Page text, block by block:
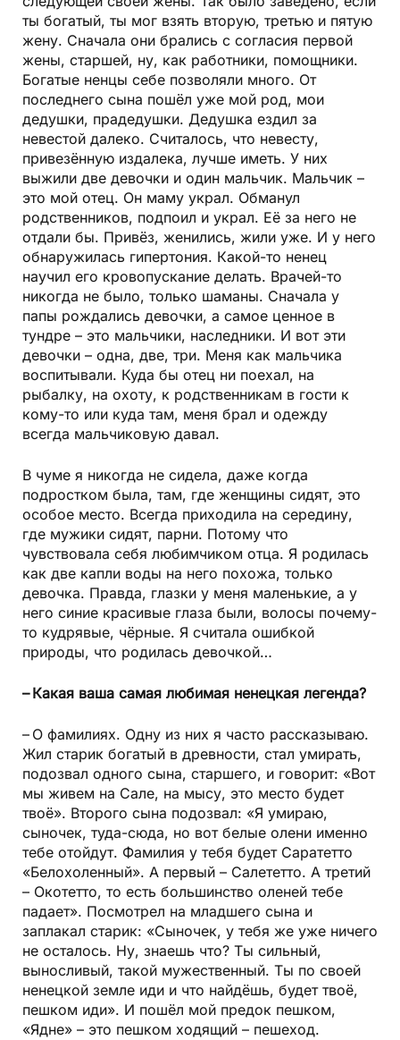
ты богатый, ты мог взять вторую, третью и пятую
жену. Сначала они брались с согласия первой
жены, старшей, ну, как работники, помощники.
Богатые ненцы себе позволяли много. От
последнего сына пошёл уже мой род, мои
дедушки, прадедушки. Дедушка ездил за
невестой далеко. Считалось, что невесту,
привезённую издалека, лучше иметь. У них
выжили две девочки и один мальчик. Мальчик –
это мой отец. Он маму украл. Обманул
родственников, подпоил и украл. Её за него не
отдали бы. Привёз, женились, жили уже. И у него
обнаружилась гипертония. Какой-то ненец
научил его кровопускание делать. Врачей-то
никогда не было, только шаманы. Сначала у
папы рождались девочки, а самое ценное в
тундре – это мальчики, наследники. И вот эти
девочки – одна, две, три. Меня как мальчика
воспитывали. Куда бы отец ни поехал, на
рыбалку, на охоту, к родственникам в гости к
кому-то или куда там, меня брал и одежду
всегда мальчиковую давал.
В чуме я никогда не сидела, даже когда
подростком была, там, где женщины сидят, это
особое место. Всегда приходила на середину,
где мужики сидят, парни. Потому что
чувствовала себя любимчиком отца. Я родилась
как две капли воды на него похожа, только
девочка. Правда, глазки у меня маленькие, а у
него синие красивые глаза были, волосы почему-
то кудрявые, чёрные. Я считала ошибкой
природы, что родилась девочкой…
– Какая ваша самая любимая ненецкая легенда?
– О фамилиях. Одну из них я часто рассказываю.
Жил старик богатый в древности, стал умирать,
подозвал одного сына, старшего, и говорит: «Вот
мы живем на Сале, на мысу, это место будет
твоё». Второго сына подозвал: «Я умираю,
сыночек, туда-сюда, но вот белые олени именно
тебе отойдут. Фамилия у тебя будет Саратетто
«Белохоленный». А первый – Салететто. А третий
– Окотетто, то есть большинство оленей тебе
падает». Посмотрел на младшего сына и
заплакал старик: «Сыночек, у тебя же уже ничего
не осталось. Ну, знаешь что? Ты сильный,
выносливый, такой мужественный. Ты по своей
ненецкой земле иди и что найдёшь, будет твоё,
пешком иди». И пошёл мой предок пешком,
«Ядне» – это пешком ходящий – пешеход.